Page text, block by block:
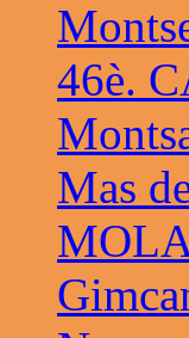
46è.
Mas